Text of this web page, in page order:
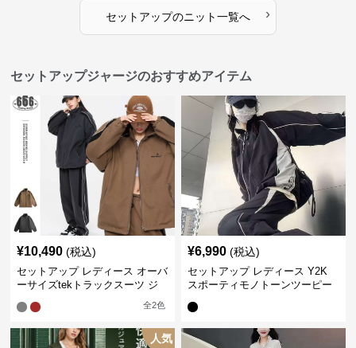
セットアップのニット一覧へ ›
セットアップジャージのおすすめアイテム
¥10,490 (税込)
セットアップ レディース オーバ
ーサイズtekトラックスーツ ジ
全2色
¥6,990 (税込)
セットアップ レディース Y2K
スポーティモノトーンツーピー
人気